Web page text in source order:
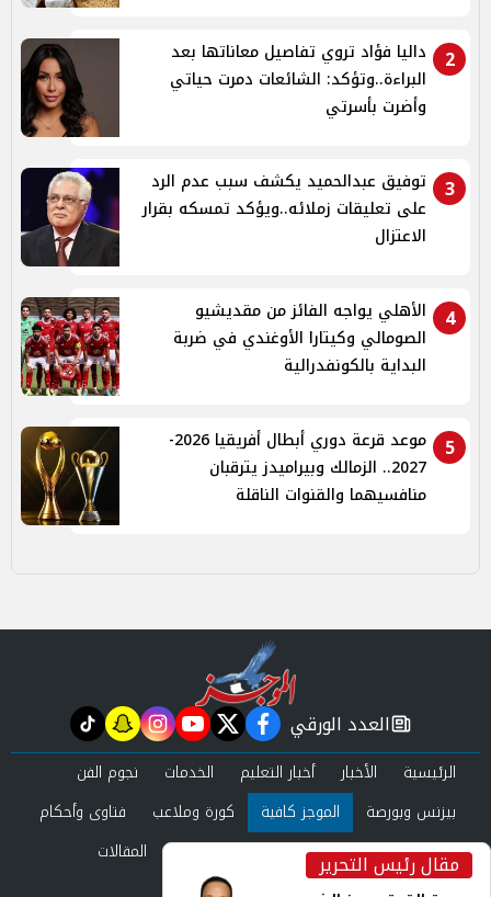
2
داليا فؤاد تروي تفاصيل معاناتها بعد
البراءة..وتؤكد: الشائعات دمرت حياتي
وأضرت بأسرتي
3
توفيق عبدالحميد يكشف سبب عدم الرد
على تعليقات زملائه..ويؤكد تمسكه بقرار
الاعتزال
4
الأهلي يواجه الفائز من مقديشيو
الصومالي وكيتارا الأوغندي في ضربة
البداية بالكونفدرالية
5
موعد قرعة دوري أبطال أفريقيا 2026-
2027.. الزمالك وبيراميدز يترقبان
منافسيهما والقنوات الناقلة
مقال رئيس التحرير
newspaper
العدد الورقي facebook
twitter
youtube
instagram
snapchat
tiktok
الرئيسية الأخبار أخبار التعليم الخدمات
نجوم الفن
بيزنس وبورصة
الموجز كافية كورة وملاعب
فتاوى وأحكام
صحة وجمال
عرب وعالم حوادث ومحاكم
المقالات